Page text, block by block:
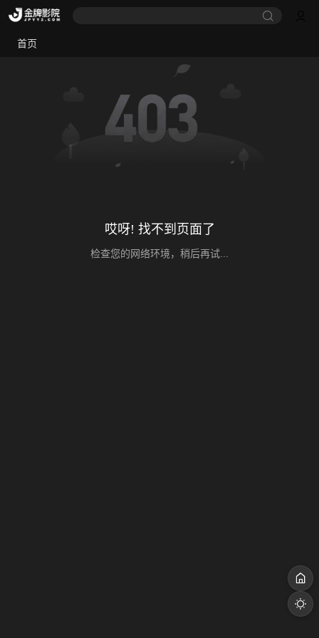
首页
哎呀! 找不到页面了
检查您的网络环境，稍后再试...